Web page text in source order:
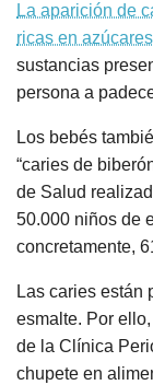
La aparición de
ricas en azúcares
sustancias
persona a
Los bebés
“caries de
de Salud
50.000 niños de
concretamente,
Las caries están
esmalte. Por
de la Clínica
chupete en